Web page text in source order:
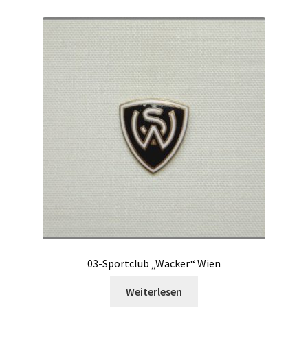
03-Sportclub „Wacker“ Wien
Weiterlesen